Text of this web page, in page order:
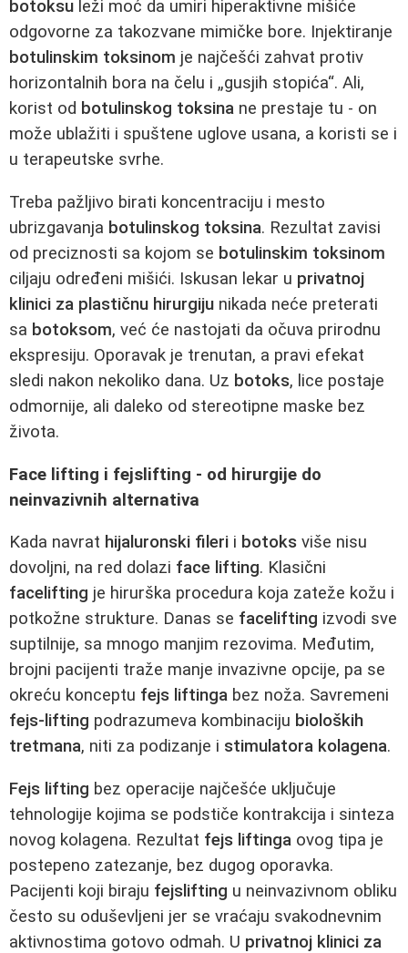
botoksu leži moć da umiri hiperaktivne mišiće
odgovorne za takozvane mimičke bore. Injektiranje
botulinskim toksinom je najčešći zahvat protiv
horizontalnih bora na čelu i „gusjih stopića“. Ali,
korist od botulinskog toksina ne prestaje tu - on
može ublažiti i spuštene uglove usana, a koristi se i
u terapeutske svrhe.
Treba pažljivo birati koncentraciju i mesto
ubrizgavanja botulinskog toksina. Rezultat zavisi
od preciznosti sa kojom se botulinskim toksinom
ciljaju određeni mišići. Iskusan lekar u privatnoj
klinici za plastičnu hirurgiju nikada neće preterati
sa botoksom, već će nastojati da očuva prirodnu
ekspresiju. Oporavak je trenutan, a pravi efekat
sledi nakon nekoliko dana. Uz botoks, lice postaje
odmornije, ali daleko od stereotipne maske bez
života.
Face lifting i fejslifting - od hirurgije do
neinvazivnih alternativa
Kada navrat hijaluronski fileri i botoks više nisu
dovoljni, na red dolazi face lifting. Klasični
facelifting je hirurška procedura koja zateže kožu i
potkožne strukture. Danas se facelifting izvodi sve
suptilnije, sa mnogo manjim rezovima. Međutim,
brojni pacijenti traže manje invazivne opcije, pa se
okreću konceptu fejs liftinga bez noža. Savremeni
fejs-lifting podrazumeva kombinaciju bioloških
tretmana, niti za podizanje i stimulatora kolagena.
Fejs lifting bez operacije najčešće uključuje
tehnologije kojima se podstiče kontrakcija i sinteza
novog kolagena. Rezultat fejs liftinga ovog tipa je
postepeno zatezanje, bez dugog oporavka.
Pacijenti koji biraju fejslifting u neinvazivnom obliku
često su oduševljeni jer se vraćaju svakodnevnim
aktivnostima gotovo odmah. U privatnoj klinici za